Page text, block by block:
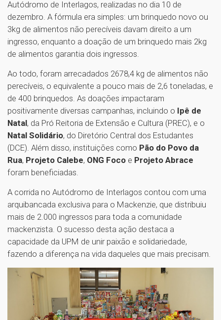
Autódromo de Interlagos, realizadas no dia 10 de
dezembro. A fórmula era simples: um brinquedo novo ou
3kg de alimentos não perecíveis davam direito a um
ingresso, enquanto a doação de um brinquedo mais 2kg
de alimentos garantia dois ingressos.
Ao todo, foram arrecadados 2678,4 kg de alimentos não
perecíveis, o equivalente a pouco mais de 2,6 toneladas, e
de 400 brinquedos. As doações impactaram
positivamente diversas campanhas, incluindo o Ipê de
Natal, da Pró Reitoria de Extensão e Cultura (PREC), e o
Natal Solidário, do Diretório Central dos Estudantes
(DCE). Além disso, instituições como Pão do Povo da
Rua, Projeto Calebe, ONG Foco e Projeto Abrace
foram beneficiadas.
A corrida no Autódromo de Interlagos contou com uma
arquibancada exclusiva para o Mackenzie, que distribuiu
mais de 2.000 ingressos para toda a comunidade
mackenzista. O sucesso desta ação destaca a
capacidade da UPM de unir paixão e solidariedade,
fazendo a diferença na vida daqueles que mais precisam.